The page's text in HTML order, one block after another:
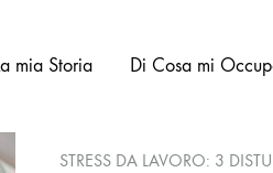
mia Storia Di Cosa mi
STRESS DA LAVORO: 3